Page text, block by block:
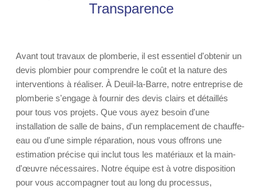
Transparence
Avant tout travaux de plomberie, il est essentiel d'obtenir un
devis plombier pour comprendre le coût et la nature des
interventions à réaliser. À Deuil-la-Barre, notre entreprise de
plomberie s'engage à fournir des devis clairs et détaillés
pour tous vos projets. Que vous ayez besoin d'une
installation de salle de bains, d'un remplacement de chauffe-
eau ou d'une simple réparation, nous vous offrons une
estimation précise qui inclut tous les matériaux et la main-
d'œuvre nécessaires. Notre équipe est à votre disposition
pour vous accompagner tout au long du processus,